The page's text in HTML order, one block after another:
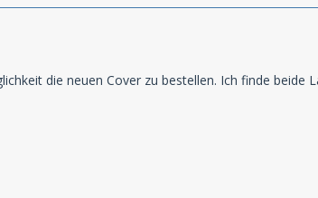
die neuen Cover zu bestellen. Ich finde